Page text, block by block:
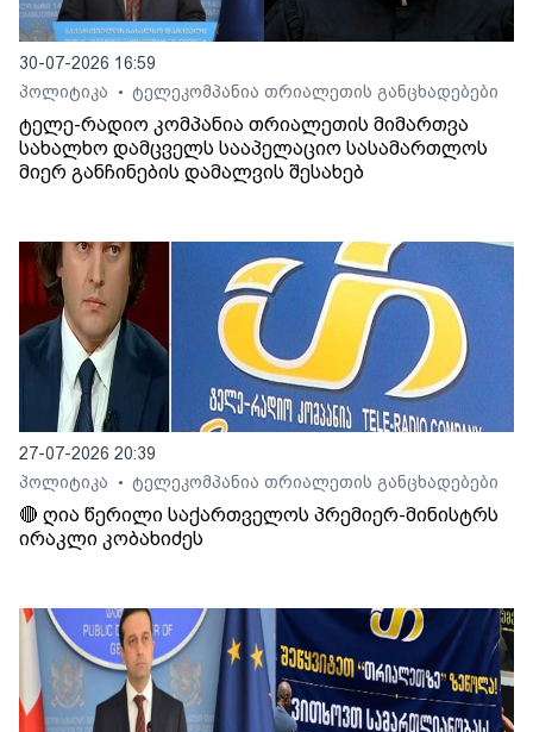
30-07-2026 16:59
პოლიტიკა
• ტელეკომპანია თრიალეთის განცხადებები
ტელე-რადიო კომპანია თრიალეთის მიმართვა
სახალხო დამცველს სააპელაციო სასამართლოს
მიერ განჩინების დამალვის შესახებ
27-07-2026 20:39
პოლიტიკა
• ტელეკომპანია თრიალეთის განცხადებები
🔴 ღია წერილი საქართველოს პრემიერ-მინისტრს
ირაკლი კობახიძეს